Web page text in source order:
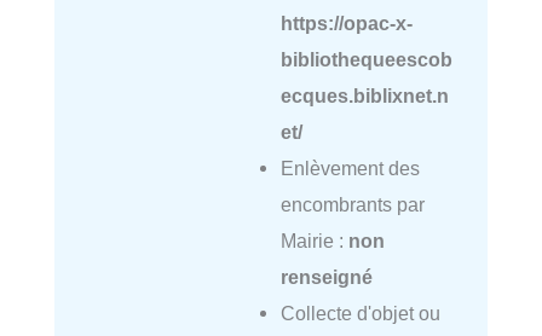
https://opac-x-
bibliothequeescob
ecques.biblixnet.n
et/
Enlèvement des
encombrants par
Mairie : non
renseigné
Collecte d'objet ou